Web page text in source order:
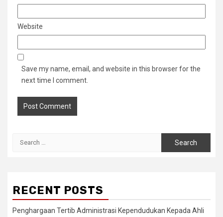
Website
Save my name, email, and website in this browser for the
next time I comment.
RECENT POSTS
Penghargaan Tertib Administrasi Kependudukan Kepada Ahli